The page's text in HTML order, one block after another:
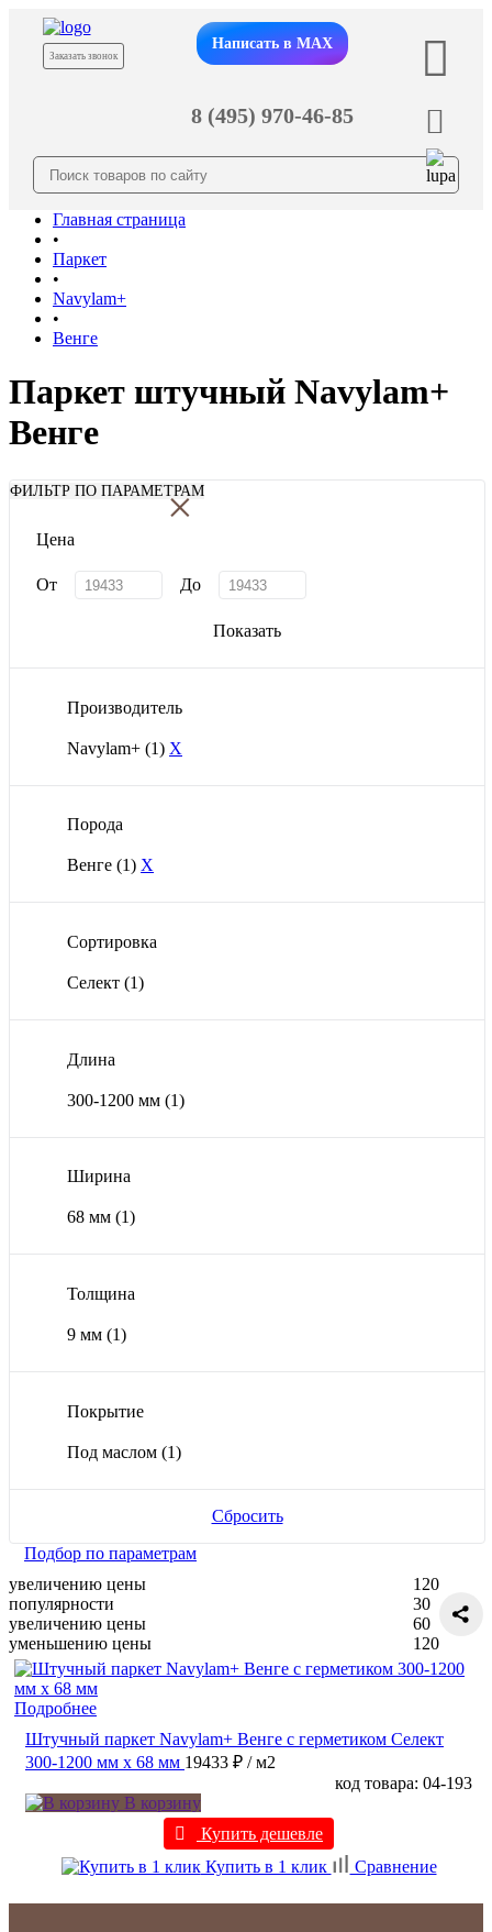
Заказать звонок
Написать в MAX
8 (495) 970-46-85
Главная страница
•
Паркет
•
Navylam+
•
Венге
Паркет штучный Navylam+
Венге
ФИЛЬТР ПО ПАРАМЕТРАМ
×
Цена
От До
Показать
Производитель
Navylam+ (1) X
Порода
Венге (1) X
Сортировка
Селект (1)
Длина
300-1200 мм (1)
Ширина
68 мм (1)
Толщина
9 мм (1)
Покрытие
Под маслом (1)
Сбросить
Подбор по параметрам
увеличению цены
популярности
увеличению цены
уменьшению цены
120
30
60
120
Подробнее
Штучный паркет Navylam+ Венге с герметиком Селект
300-1200 мм х 68 мм 19433 ₽ / м2
код товара: 04-193
В корзину
Купить дешевле
Купить в 1 клик
Сравнение